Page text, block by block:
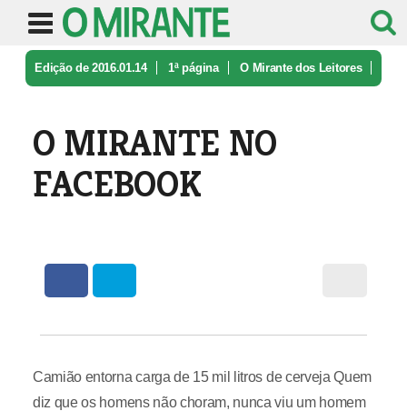
Edição de 2016.01.14 1ª página O Mirante dos Leitores
O MIRANTE NO
FACEBOOK
Camião entorna carga de 15 mil litros de cerveja Quem
diz que os homens não choram, nunca viu um homem